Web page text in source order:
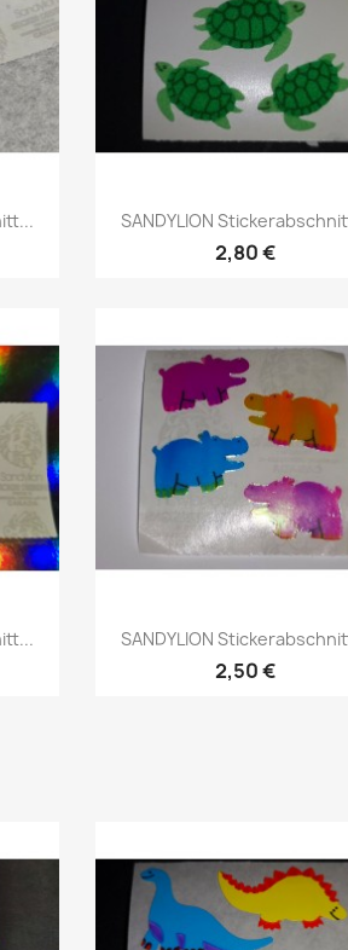
SANDYLION
2,80 €
SANDYLION
2,50 €